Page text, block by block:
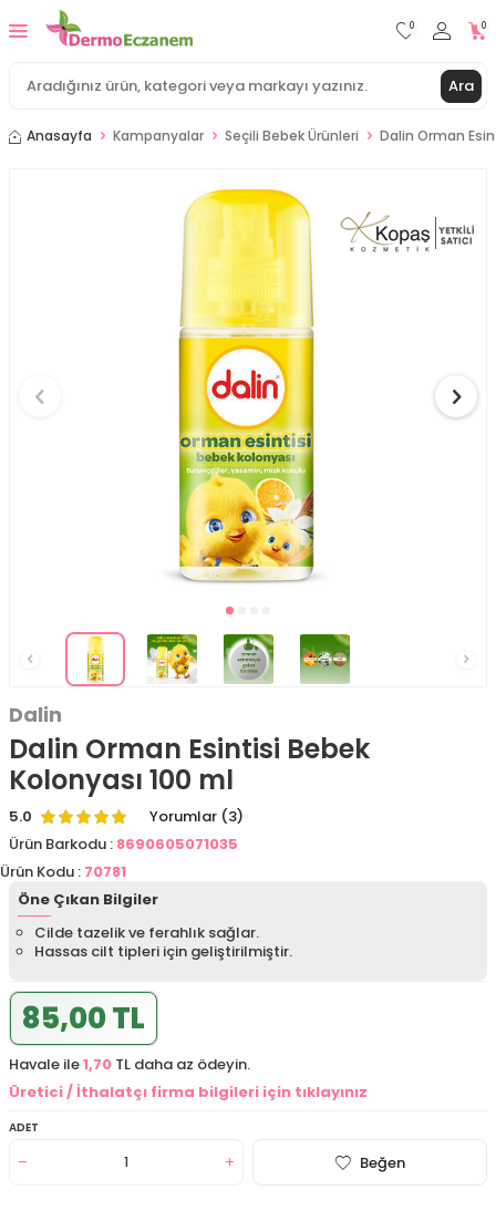
Ara
0 0
Anasayfa Kampanyalar Seçili Bebek Ürünleri Dalin Orman
Dalin
Dalin Orman Esintisi Bebek
Kolonyası 100 ml
5.0
Yorumlar (3)
Ürün Barkodu : 8690605071035
Ürün Kodu : 70781
Öne Çıkan Bilgiler
Cilde tazelik ve ferahlık sağlar.
Hassas cilt tipleri için geliştirilmiştir.
85,00 TL
Havale ile1,70 TL daha az ödeyin.
Üretici / İthalatçı firma bilgileri için tıklayınız
ADET
Beğen